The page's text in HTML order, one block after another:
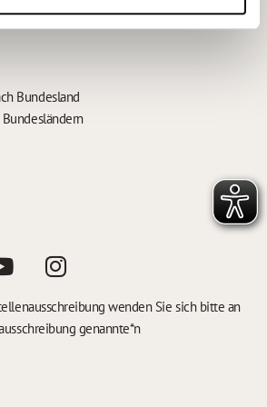
Bundesland
wenden Sie sich bitte an
genannte*n